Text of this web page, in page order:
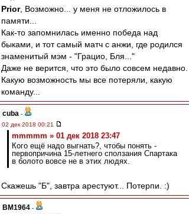
Prior, Возможно... у меня не отложилось в
памяти...
Как-то запомнилась именно победа над
быками, и тот самый матч с анжи, где родился
знаменитый мэм - "Грацио, Бля..."
Даже не верится, что это было совсем недавно.
Какую возможность мы все потеряли, какую
команду...
cuba -
02 дек 2018 00:21
mmmmm » 01 дек 2018 23:47
Кого ещё надо выгнать?, чтобы понять -
первопричина 15-летнего сползания Спартака
в болото вовсе не в этих людях.
Скажешь "Б", завтра арестуют... Потерпи. :)
BM1964 -